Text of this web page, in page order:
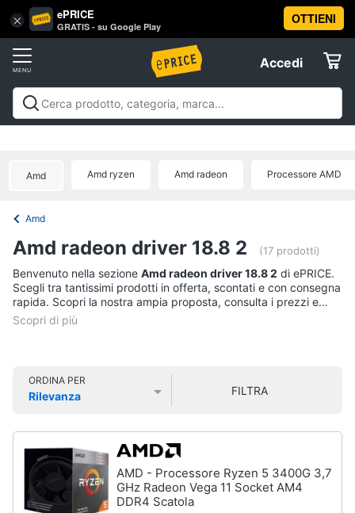
× ePRICE
GRATIS - su Google Play
OTTIENI
Accedi
Accedi
Registrati
Offerte
Tv
e
Home
Cinema
home
Audio
musica
Vai
al
Amd Amd ryzen Amd radeon Processore AMD
Amd
Amd radeon driver 18.8 2 (17 prodotti)
Benvenuto nella sezione Amd radeon driver 18.8 2 di ePRICE.
Scegli tra tantissimi prodotti in offerta, scontati e con consegna
rapida. Scopri la nostra ampia proposta, consulta i prezzi e
acquista comodamente online.
ORDINA PER
Rilevanza
FILTRA
AMD - Processore Ryzen 5 3400G 3,7
GHz Radeon Vega 11 Socket AM4
DDR4 Scatola